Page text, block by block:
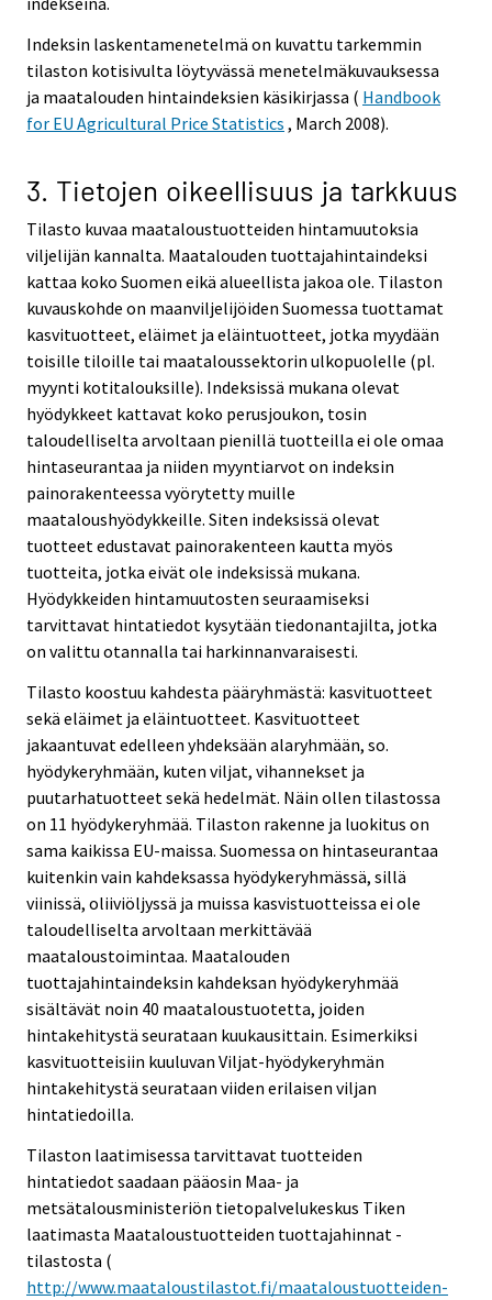
Indeksin laskentamenetelmä on kuvattu tarkemmin
tilaston kotisivulta löytyvässä menetelmäkuvauksessa
ja maatalouden hintaindeksien käsikirjassa ( Handbook
for EU Agricultural Price Statistics , March 2008).
3. Tietojen oikeellisuus ja tarkkuus
Tilasto kuvaa maataloustuotteiden hintamuutoksia
viljelijän kannalta. Maatalouden tuottajahintaindeksi
kattaa koko Suomen eikä alueellista jakoa ole. Tilaston
kuvauskohde on maanviljelijöiden Suomessa tuottamat
kasvituotteet, eläimet ja eläintuotteet, jotka myydään
toisille tiloille tai maataloussektorin ulkopuolelle (pl.
myynti kotitalouksille). Indeksissä mukana olevat
hyödykkeet kattavat koko perusjoukon, tosin
taloudelliselta arvoltaan pienillä tuotteilla ei ole omaa
hintaseurantaa ja niiden myyntiarvot on indeksin
painorakenteessa vyörytetty muille
maataloushyödykkeille. Siten indeksissä olevat
tuotteet edustavat painorakenteen kautta myös
tuotteita, jotka eivät ole indeksissä mukana.
Hyödykkeiden hintamuutosten seuraamiseksi
tarvittavat hintatiedot kysytään tiedonantajilta, jotka
on valittu otannalla tai harkinnanvaraisesti.
Tilasto koostuu kahdesta pääryhmästä: kasvituotteet
sekä eläimet ja eläintuotteet. Kasvituotteet
jakaantuvat edelleen yhdeksään alaryhmään, so.
hyödykeryhmään, kuten viljat, vihannekset ja
puutarhatuotteet sekä hedelmät. Näin ollen tilastossa
on 11 hyödykeryhmää. Tilaston rakenne ja luokitus on
sama kaikissa EU-maissa. Suomessa on hintaseurantaa
kuitenkin vain kahdeksassa hyödykeryhmässä, sillä
viinissä, oliiviöljyssä ja muissa kasvistuotteissa ei ole
taloudelliselta arvoltaan merkittävää
maataloustoimintaa. Maatalouden
tuottajahintaindeksin kahdeksan hyödykeryhmää
sisältävät noin 40 maataloustuotetta, joiden
hintakehitystä seurataan kuukausittain. Esimerkiksi
kasvituotteisiin kuuluvan Viljat-hyödykeryhmän
hintakehitystä seurataan viiden erilaisen viljan
hintatiedoilla.
Tilaston laatimisessa tarvittavat tuotteiden
hintatiedot saadaan pääosin Maa- ja
metsätalousministeriön tietopalvelukeskus Tiken
laatimasta Maataloustuotteiden tuottajahinnat -
tilastosta (
http://www.maataloustilastot.fi/maataloustuotteiden-